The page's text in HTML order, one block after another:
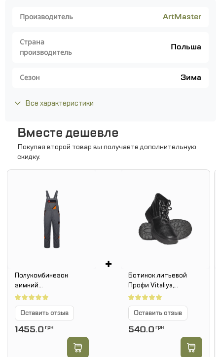
Производитель ArtMaster
Страна
производитель
Польша
Сезон Зима
Все характеристики
Вместе дешевле
Покупая второй товар вы получаете дополнительную
скидку.
Полукомбинезон
зимний
PROFESSIONAL OC
Оставить отзыв
1455.0 грн
+
Ботинок литьевой
Профи Vitaliya,
утепленный,
металлоподносок
Оставить отзыв
540.0 грн